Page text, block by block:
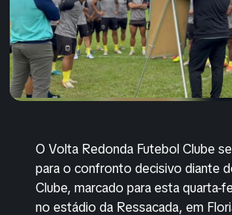
O Volta Redonda Futebol Clube
para o confronto decisivo diante
Clube, marcado para esta quarta-
no estádio da Ressacada, em